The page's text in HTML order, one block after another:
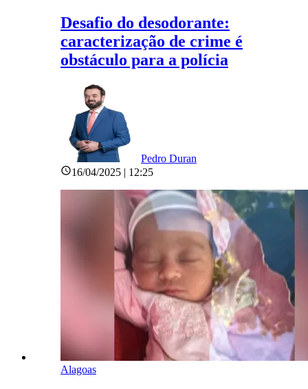
Desafio do desodorante:
caracterização de crime é
obstáculo para a polícia
Pedro Duran
16/04/2025 | 12:25
Alagoas